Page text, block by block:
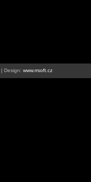
| Design: www.rrsoft.cz